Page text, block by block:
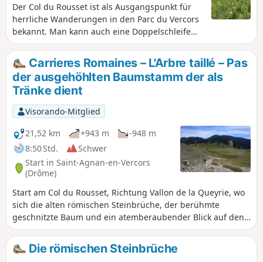
Der Col du Rousset ist als Ausgangspunkt für
herrliche Wanderungen in den Parc du Vercors
bekannt. Man kann auch eine Doppelschleife
machen, indem man über Pré Peyret geht und
über den Pas de Chabrinel sowie den Balcon du
Glandasse zurückkehrt – eine wenig
frequentierte, aber sehr angenehme Route
durch das Unterholz mit sanftem Aufstieg. Die
Anstrengung aufgrund des Höhenunterschieds
verteilt sich somit auf den Vormittag und den
Nachmittag, wobei die gesamte Wanderung mit
Pausen knapp 6 Stunden dauert. Wir weisen
den Wanderer darauf hin, dass er bei heißem
und sonnigem Wetter unbedingt eine
ausreichende Menge Wasser mitnehmen muss,
da es auf dieser Strecke an Wasserstellen
mangelt.
Carrieres Romaines – L'Arbre taillé – Pas
der ausgehöhlten Baumstamm der als
Tränke dient
Visorando-Mitglied
21,52 km
+943 m
-948 m
8:50 Std.
Schwer
Start in Saint-Agnan-en-Vercors
(Drôme)
Start am Col du Rousset, Richtung Vallon de la Queyrie, wo
sich die alten römischen Steinbrüche, der berühmte
geschnitzte Baum und ein atemberaubender Blick auf den
Grand Veymont befinden. Eine etwas längere Wanderung,
aber mit herrlichen Landschaften, dazu Marmotten und
ihre Jungen und meist auch Geier in der Luft.
Die römischen Steinbrüche